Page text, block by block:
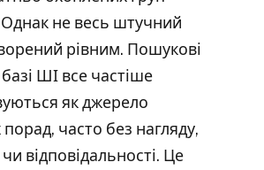
не весь штучний
рівним. Пошукові
ШІ все частіше
як джерело
часто без нагляду,
відповідальності. Це